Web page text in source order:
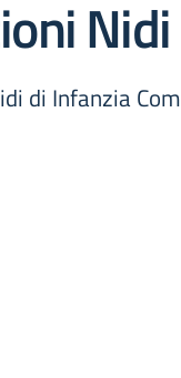
di Infanzia